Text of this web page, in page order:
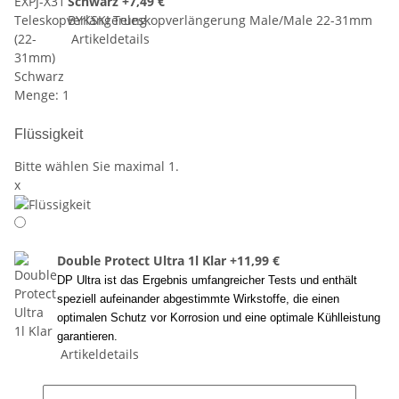
BYKSKI Teleskopverlängerung Male/Male 22-31mm
Artikeldetails
Menge: 1
Flüssigkeit
Bitte wählen Sie maximal 1.
x
Double Protect Ultra 1l Klar +11,99 €
DP Ultra ist das Ergebnis umfangreicher Tests und enthält
speziell aufeinander abgestimmte Wirkstoffe, die einen
optimalen Schutz vor Korrosion und eine optimale Kühlleistung
garantieren.
Artikeldetails